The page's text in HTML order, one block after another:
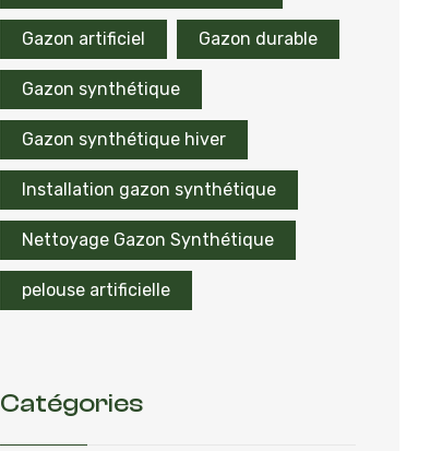
Gazon artificiel Gazon durable
Gazon synthétique
Gazon synthétique hiver
Installation gazon synthétique
Nettoyage Gazon Synthétique
pelouse artificielle
Catégories